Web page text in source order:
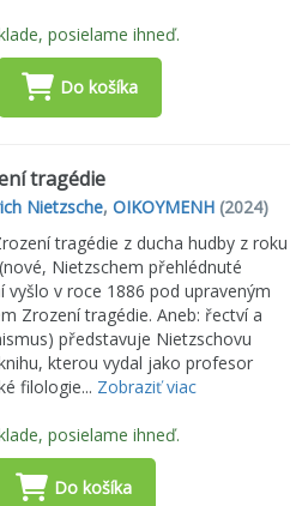
posielame ihneď.
Do košíka
tragédie
Nietzsche,OIKOYMENH (2024)
tragédie z ducha hudby z roku
Nietzschem přehlédnuté
vyšlo v roce 1886 pod upraveným
Zrození tragédie. Aneb: řectví a
představuje Nietzschovu
kterou vydal jako profesor
filologie... Zobraziť viac
posielame ihneď.
Do košíka